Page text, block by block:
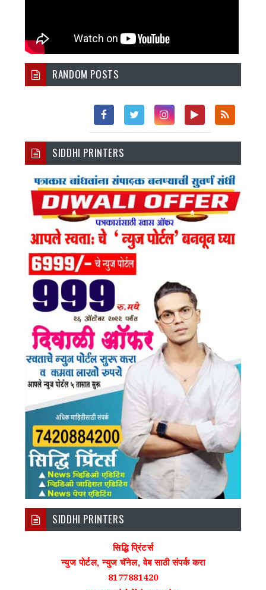
RANDOM POSTS
Fac
Ebo
Ok
Twi
Inst
Am
You
E
SIDDHI PRINTERS
SIDDHI PRINTERS
सिद्धि प्रिंटर्स
न्युज पोर्टल, न्युज चॅनेल, वेब साठी संपर्क करा
8177881420